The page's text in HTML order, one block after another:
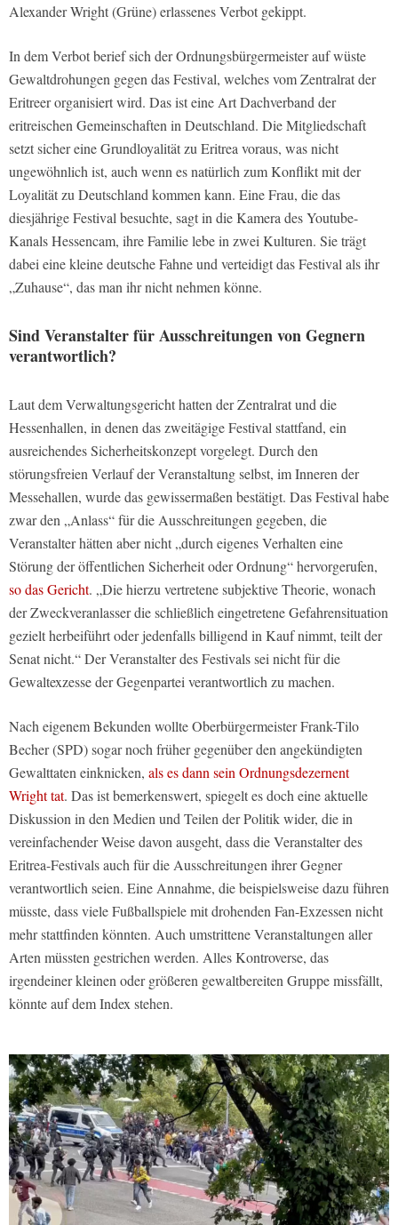
Alexander Wright (Grüne) erlassenes Verbot gekippt.
In dem Verbot berief sich der Ordnungsbürgermeister auf wüste
Gewaltdrohungen gegen das Festival, welches vom Zentralrat der
Eritreer organisiert wird. Das ist eine Art Dachverband der
eritreischen Gemeinschaften in Deutschland. Die Mitgliedschaft
setzt sicher eine Grundloyalität zu Eritrea voraus, was nicht
ungewöhnlich ist, auch wenn es natürlich zum Konflikt mit der
Loyalität zu Deutschland kommen kann. Eine Frau, die das
diesjährige Festival besuchte, sagt in die Kamera des Youtube-
Kanals Hessencam, ihre Familie lebe in zwei Kulturen. Sie trägt
dabei eine kleine deutsche Fahne und verteidigt das Festival als ihr
„Zuhause“, das man ihr nicht nehmen könne.
Sind Veranstalter für Ausschreitungen von Gegnern
verantwortlich?
Laut dem Verwaltungsgericht hatten der Zentralrat und die
Hessenhallen, in denen das zweitägige Festival stattfand, ein
ausreichendes Sicherheitskonzept vorgelegt. Durch den
störungsfreien Verlauf der Veranstaltung selbst, im Inneren der
Messehallen, wurde das gewissermaßen bestätigt. Das Festival habe
zwar den „Anlass“ für die Ausschreitungen gegeben, die
Veranstalter hätten aber nicht „durch eigenes Verhalten eine
Störung der öffentlichen Sicherheit oder Ordnung“ hervorgerufen,
so das Gericht. „Die hierzu vertretene subjektive Theorie, wonach
der Zweckveranlasser die schließlich eingetretene Gefahrensituation
gezielt herbeiführt oder jedenfalls billigend in Kauf nimmt, teilt der
Senat nicht.“ Der Veranstalter des Festivals sei nicht für die
Gewaltexzesse der Gegenpartei verantwortlich zu machen.
Nach eigenem Bekunden wollte Oberbürgermeister Frank-Tilo
Becher (SPD) sogar noch früher gegenüber den angekündigten
Gewalttaten einknicken, als es dann sein Ordnungsdezernent
Wright tat. Das ist bemerkenswert, spiegelt es doch eine aktuelle
Diskussion in den Medien und Teilen der Politik wider, die in
vereinfachender Weise davon ausgeht, dass die Veranstalter des
Eritrea-Festivals auch für die Ausschreitungen ihrer Gegner
verantwortlich seien. Eine Annahme, die beispielsweise dazu führen
müsste, dass viele Fußballspiele mit drohenden Fan-Exzessen nicht
mehr stattfinden könnten. Auch umstrittene Veranstaltungen aller
Arten müssten gestrichen werden. Alles Kontroverse, das
irgendeiner kleinen oder größeren gewaltbereiten Gruppe missfällt,
könnte auf dem Index stehen.